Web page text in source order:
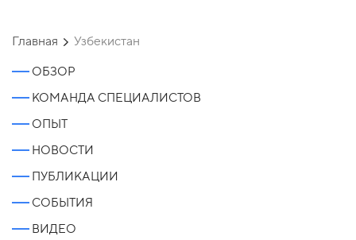
Главная Узбекистан
ОБЗОР
КОМАНДА СПЕЦИАЛИСТОВ
ОПЫТ
НОВОСТИ
ПУБЛИКАЦИИ
СОБЫТИЯ
ВИДЕО